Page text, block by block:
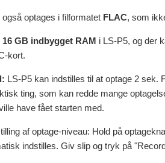
også optages i filformatet FLAC, som
16 GB indbygget RAM i LS-P5, og der
kort.
LS-P5 kan indstilles til at optage 2
ting, som kan redde mange
have fået starten med.
af optage-niveau: Hold på
indstilles. Giv slip og tryk på